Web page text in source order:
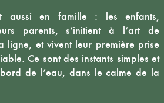
aussi en famille : les enfants,
parents, s’initient à l’art de
ligne, et vivent leur première prise
Ce sont des instants simples et
de l’eau, dans le calme de la